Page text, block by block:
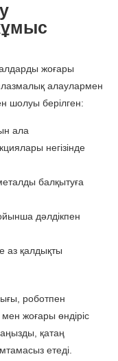
жоғары
алаулармен
шолуы берілген:
ала
негізінде
балқытуға
дәлдікпен
аз қалдықты
роботпен
жоғары өндіріс
қатаң
етеді.